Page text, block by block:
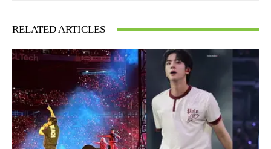
RELATED ARTICLES